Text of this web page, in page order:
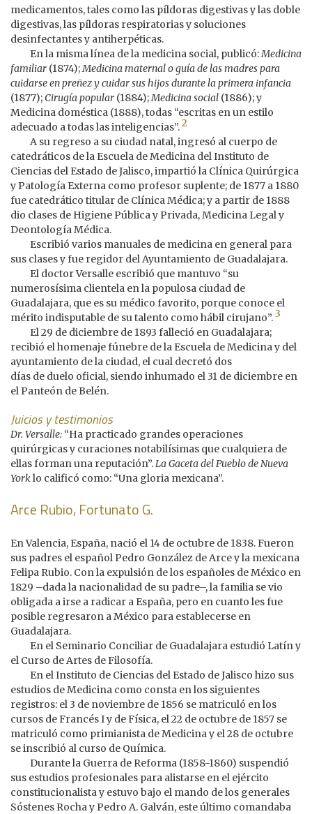
medicamentos, tales como las píldoras digestivas y las doble
digestivas, las píldoras respiratorias y soluciones
desinfectantes y antiherpéticas.
En la misma línea de la medicina social, publicó:Medicina
familiar (1874);Medicina maternal o guía de las madres para
cuidarse en preñez y cuidar sus hijos durante la primera infancia
(1877);Cirugía popular (1884);Medicina social (1886); y
Medicina doméstica (1888), todas “escritas en un estilo
adecuado a todas las inteligencias”.2
A su regreso a su ciudad natal, ingresó al cuerpo de
catedráticos de la Escuela de Medicina del Instituto de
Ciencias del Estado de Jalisco, impartió la Clínica Quirúrgica
y Patología Externa como profesor suplente; de 1877 a 1880
fue catedrático titular de Clínica Médica; y a partir de 1888
dio clases de Higiene Pública y Privada, Medicina Legal y
Deontología Médica.
Escribió varios manuales de medicina en general para
sus clases y fue regidor del Ayuntamiento de Guadalajara.
El doctor Versalle escribió que mantuvo “su
numerosísima clientela en la populosa ciudad de
Guadalajara, que es su médico favorito, porque conoce el
mérito indisputable de su talento como hábil cirujano”.3
El 29 de diciembre de 1893 falleció en Guadalajara;
recibió el homenaje fúnebre de la Escuela de Medicina y del
ayuntamiento de la ciudad, el cual decretó dos
días de duelo oficial, siendo inhumado el 31 de diciembre en
el Panteón de Belén.
Juicios y testimonios
Dr. Versalle: “Ha practicado grandes operaciones
quirúrgicas y curaciones notabilísimas que cualquiera de
ellas forman una reputación”.La Gaceta del Pueblo de Nueva
Yorklo calificó como: “Una gloria mexicana”.
Arce Rubio, Fortunato G.
En Valencia, España, nació el 14 de octubre de 1838. Fueron
sus padres el español Pedro González de Arce y la mexicana
Felipa Rubio. Con la expulsión de los españoles de México en
1829 –dada la nacionalidad de su padre–, la familia se vio
obligada a irse a radicar a España, pero en cuanto les fue
posible regresaron a México para establecerse en
Guadalajara.
En el Seminario Conciliar de Guadalajara estudió Latín y
el Curso de Artes de Filosofía.
En el Instituto de Ciencias del Estado de Jalisco hizo sus
estudios de Medicina como consta en los siguientes
registros: el 3 de noviembre de 1856 se matriculó en los
cursos de Francés I y de Física, el 22 de octubre de 1857 se
matriculó como primianista de Medicina y el 28 de octubre
se inscribió al curso de Química.
Durante la Guerra de Reforma (1858-1860) suspendió
sus estudios profesionales para alistarse en el ejército
constitucionalista y estuvo bajo el mando de los generales
Sóstenes Rocha y Pedro A. Galván, este último comandaba